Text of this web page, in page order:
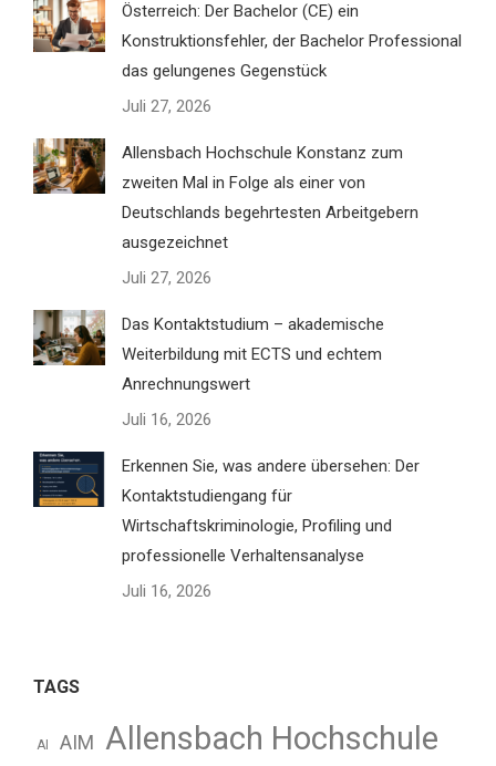
Österreich: Der Bachelor (CE) ein
Konstruktionsfehler, der Bachelor Professional
das gelungenes Gegenstück
Juli 27, 2026
Allensbach Hochschule Konstanz zum
zweiten Mal in Folge als einer von
Deutschlands begehrtesten Arbeitgebern
ausgezeichnet
Juli 27, 2026
Das Kontaktstudium – akademische
Weiterbildung mit ECTS und echtem
Anrechnungswert
Juli 16, 2026
Erkennen Sie, was andere übersehen: Der
Kontaktstudiengang für
Wirtschaftskriminologie, Profiling und
professionelle Verhaltensanalyse
Juli 16, 2026
TAGS
AI AIM Allensbach Hochschule